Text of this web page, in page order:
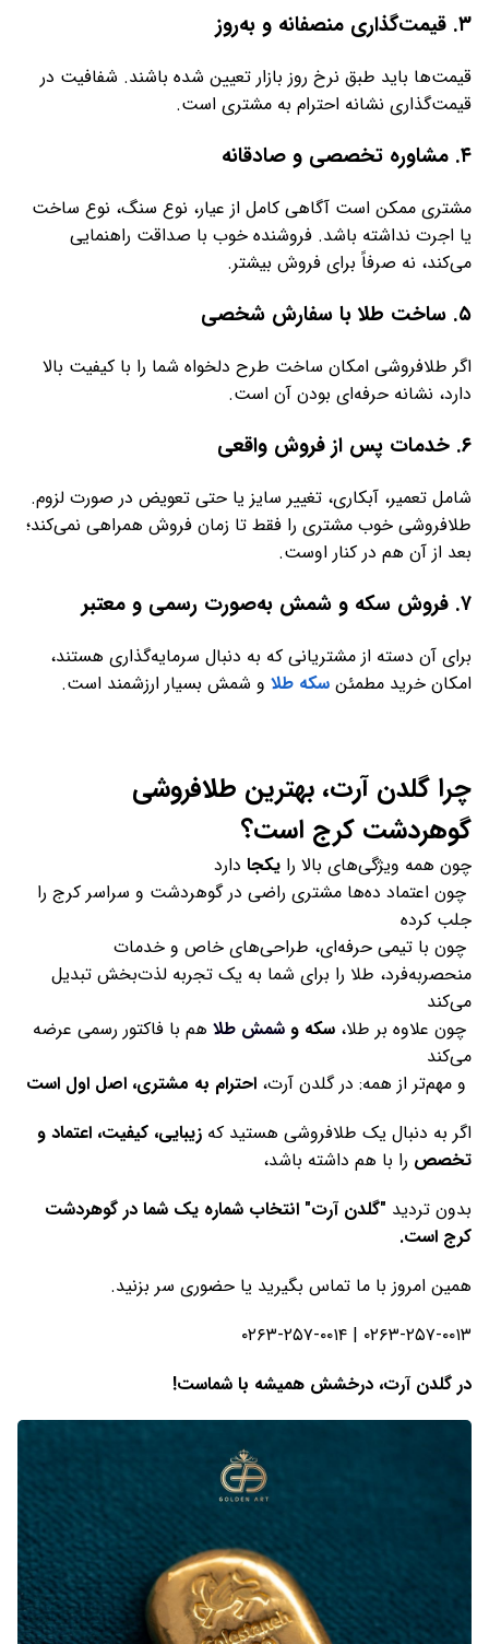
۳. قیمت‌گذاری منصفانه و به‌روز
قیمت‌ها باید طبق نرخ روز بازار تعیین شده باشند. شفافیت در
قیمت‌گذاری نشانه احترام به مشتری است.
۴. مشاوره تخصصی و صادقانه
مشتری ممکن است آگاهی کامل از عیار، نوع سنگ، نوع ساخت
یا اجرت نداشته باشد. فروشنده خوب با صداقت راهنمایی
می‌کند، نه صرفاً برای فروش بیشتر.
۵. ساخت طلا با سفارش شخصی
اگر طلافروشی امکان ساخت طرح دلخواه شما را با کیفیت بالا
دارد، نشانه حرفه‌ای بودن آن است.
۶. خدمات پس از فروش واقعی
شامل تعمیر، آبکاری، تغییر سایز یا حتی تعویض در صورت لزوم.
طلافروشی خوب مشتری را فقط تا زمان فروش همراهی نمی‌کند؛
بعد از آن هم در کنار اوست.
۷. فروش سکه و شمش به‌صورت رسمی و معتبر
برای آن دسته از مشتریانی که به دنبال سرمایه‌گذاری هستند،
امکان خرید مطمئن سکه طلا و شمش بسیار ارزشمند است.
چرا گلدن آرت، بهترین طلافروشی
گوهردشت کرج است؟
چون همه ویژگی‌های بالا را یکجا دارد
چون اعتماد ده‌ها مشتری راضی در گوهردشت و سراسر کرج را
جلب کرده
چون با تیمی حرفه‌ای، طراحی‌های خاص و خدمات
منحصربه‌فرد، طلا را برای شما به یک تجربه لذت‌بخش تبدیل
می‌کند
چون علاوه بر طلا، سکه و شمش طلا هم با فاکتور رسمی عرضه
می‌کند
و مهم‌تر از همه: در گلدن آرت، احترام به مشتری، اصل اول است
اگر به دنبال یک طلافروشی هستید که زیبایی، کیفیت، اعتماد و
تخصص را با هم داشته باشد،
بدون تردید "گلدن آرت" انتخاب شماره یک شما در گوهردشت
کرج است.
همین امروز با ما تماس بگیرید یا حضوری سر بزنید.
۰۲۶۳-۲۵۷-۰۰۱۳ | ۰۲۶۳-۲۵۷-۰۰۱۴
در گلدن آرت، درخشش همیشه با شماست!